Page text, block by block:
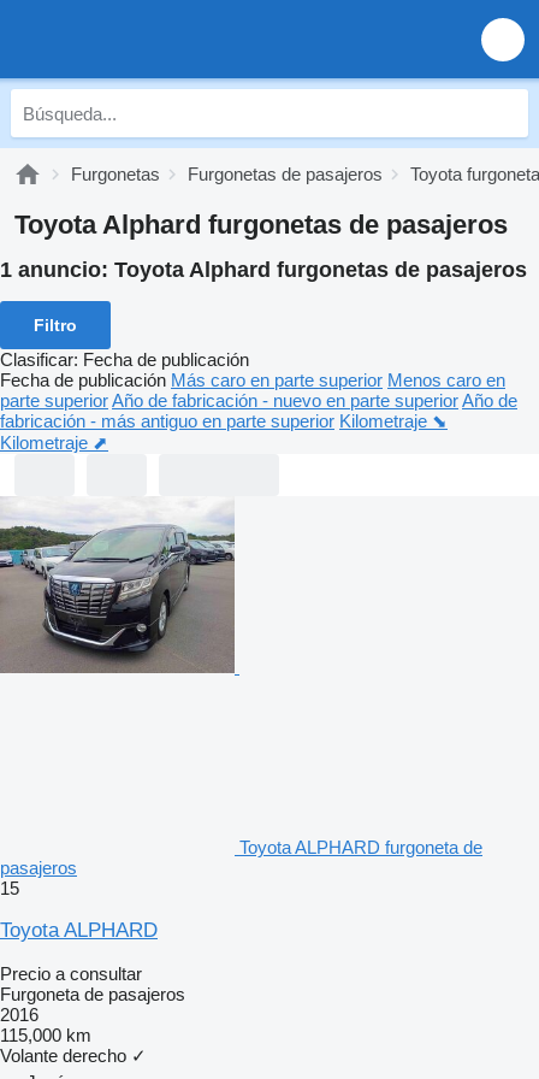
Furgonetas Furgonetas de pasajeros Toyota
Toyota Alphard furgonetas de pasajeros
1 anuncio: Toyota Alphard furgonetas de pasajeros
Filtro
Clasificar: Fecha de publicación
Fecha de publicación Más caro en parte superior Menos caro en
parte superiorAño de fabricación - nuevo en parte superiorAño de
fabricación - más antiguo en parte superior Kilometraje ⬊
Kilometraje ⬈
Toyota ALPHARD furgoneta de
pasajeros
15
Toyota ALPHARD
Precio a consultar
Furgoneta de pasajeros
2016
115,000 km
Volante derecho ✓